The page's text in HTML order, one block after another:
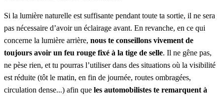
Si la lumière naturelle est suffisante pendant toute ta sortie, il ne sera
pas nécessaire d’avoir un éclairage avant. En revanche, en ce qui
concerne la lumière arrière, nous te conseillons vivement de
toujours avoir un feu rouge fixé à la tige de selle. Il ne gêne pas,
ne pèse rien, et tu pourras l’utiliser dans des situations où la visibilité
est réduite (tôt le matin, en fin de journée, routes ombragées,
circulation dense...) afin que les automobilistes te remarquent à